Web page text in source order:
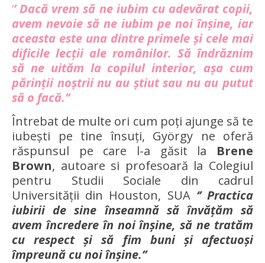
‘’ Dacă vrem să ne iubim cu adevărat copii,
avem nevoie să ne iubim pe noi înșine, iar
aceasta este una dintre primele și cele mai
dificile lecții ale românilor. Să îndrăznim
să ne uităm la copilul interior, așa cum
părinții noștrii nu au știut sau nu au putut
să o facă.’’
Întrebat de multe ori cum poți ajunge să te
iubești pe tine însuți, György ne oferă
răspunsul pe care l-a găsit la Brene
Brown, autoare si profesoară la Colegiul
pentru Studii Sociale din cadrul
Universității din Houston, SUA ‘’ Practica
iubirii de sine înseamnă să învățăm să
avem încredere în noi înșine, să ne tratăm
cu respect și să fim buni și afectuoși
împreună cu noi înșine.’’